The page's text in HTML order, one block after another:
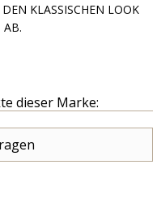
KLASSISCHEN LOOK
AB.
dieser Marke: